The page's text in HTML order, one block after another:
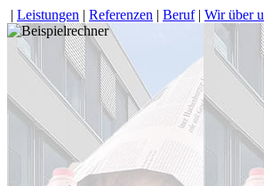
| Leistungen | Referenzen | Beruf| Wir über